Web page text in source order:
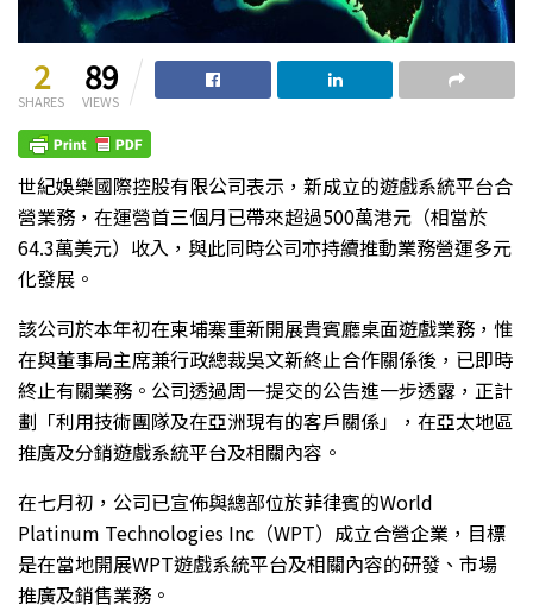
2
SHARES
89
VIEWS
世紀娛樂國際控股有限公司表示，新成立的遊戲系統平台合
營業務，在運營首三個月已帶來超過500萬港元（相當於
64.3萬美元）收入，與此同時公司亦持續推動業務營運多元
化發展。
該公司於本年初在柬埔寨重新開展貴賓廳桌面遊戲業務，惟
在與董事局主席兼行政總裁吳文新終止合作關係後，已即時
終止有關業務。公司透過周一提交的公告進一步透露，正計
劃「利用技術團隊及在亞洲現有的客戶關係」，在亞太地區
推廣及分銷遊戲系統平台及相關內容。
在七月初，公司已宣佈與總部位於菲律賓的World
Platinum Technologies Inc（WPT）成立合營企業，目標
是在當地開展WPT遊戲系統平台及相關內容的研發、市場
推廣及銷售業務。